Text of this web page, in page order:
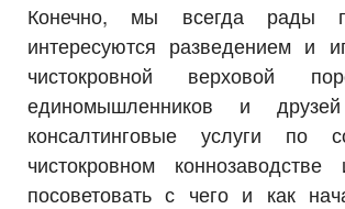
Конечно, мы всегда рады
интересуются разведением и
чистокровной верховой
единомышленников и
консалтинговые услуги
чистокровном
посоветовать с чего и как